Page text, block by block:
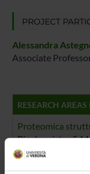
PROJECT
Alessandra
Associate
RESEARCH
Proteomica
Biochemistry &
Biochimica e